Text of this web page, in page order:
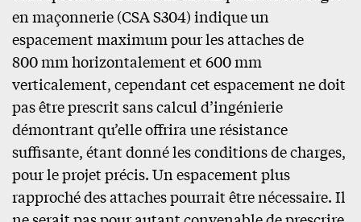
en maçonnerie (CSA S304) indique un
espacement maximum pour les attaches de
800 mm horizontalement et 600 mm
verticalement, cependant cet espacement ne doit
pas être prescrit sans calcul d’ingénierie
démontrant qu’elle offrira une résistance
suffisante, étant donné les conditions de charges,
pour le projet précis. Un espacement plus
rapproché des attaches pourrait être nécessaire. Il